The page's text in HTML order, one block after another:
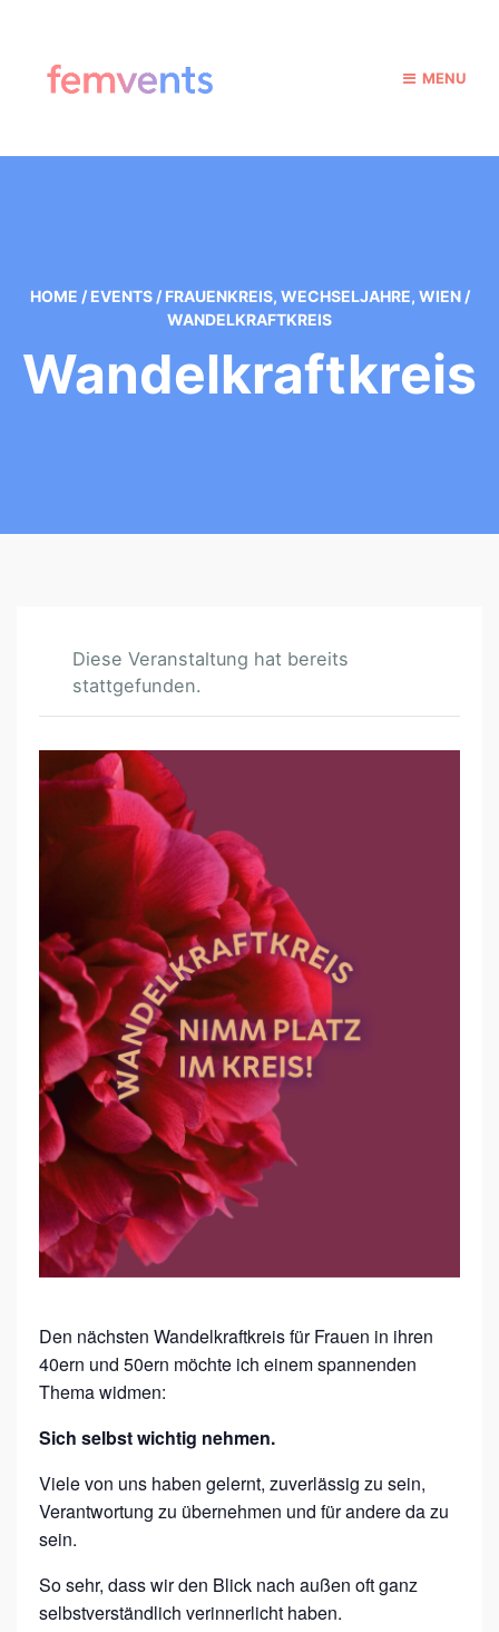
MENU
HOME / EVENTS / FRAUENKREIS, WECHSELJAHRE, WIEN /
WANDELKRAFTKREIS
Wandelkraftkreis
Diese Veranstaltung hat bereits
stattgefunden.
W
A
N
D
L
K
R
A
F
T
K
R
E
I
S
Den nächsten Wandelkraftkreis für Frauen in ihren
40ern und 50ern möchte ich einem spannenden
Thema widmen:
Sich selbst wichtig nehmen.
Viele von uns haben gelernt, zuverlässig zu sein,
Verantwortung zu übernehmen und für andere da zu
sein.
So sehr, dass wir den Blick nach außen oft ganz
selbstverständlich verinnerlicht haben.